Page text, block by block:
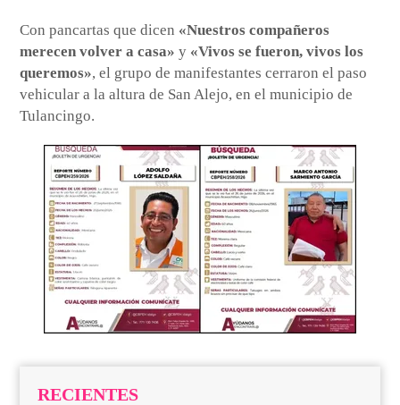
Con pancartas que dicen «Nuestros compañeros
merecen volver a casa» y «Vivos se fueron, vivos los
queremos», el grupo de manifestantes cerraron el paso
vehicular a la altura de San Alejo, en el municipio de
Tulancingo.
RECIENTES